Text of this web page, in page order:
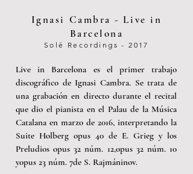
Ignasi Cambra - Live in
Barcelona
Solé Recordings - 2017
Live in Barcelona es el primer trabajo
discográfico de Ignasi Cambra. Se trata de
una grabación en directo durante el recital
que dio el pianista en el Palau de la Música
Catalana en marzo de 2016, interpretando la
Suite Holberg opus 40 de E. Grieg y los
Preludios opus 32 núm. 12,opus 32 núm. 10
yopus 23 núm. 7de S. Rajmáninov.